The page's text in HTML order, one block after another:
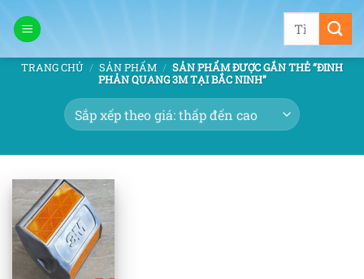
qua
dung
Tìm
TRANG CHỦ / SẢN PHẨM / SẢN PHẨM ĐƯỢC GẮN THẺ “ĐINH
PHẢN QUANG 3M TẠI BẮC NINH”